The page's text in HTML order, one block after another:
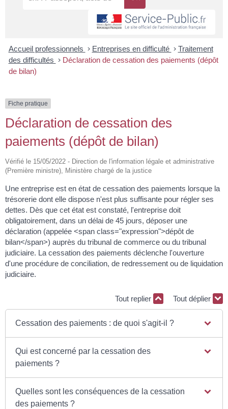
Accueil professionnels > Entreprises en difficulté > Traitement
des difficultés > Déclaration de cessation des paiements (dépôt
de bilan)
Fiche pratique
Déclaration de cessation des
paiements (dépôt de bilan)
Vérifié le 15/05/2022 - Direction de l'information légale et administrative
(Première ministre), Ministère chargé de la justice
Une entreprise est en état de cessation des paiements lorsque la
trésorerie dont elle dispose n'est plus suffisante pour régler ses
dettes. Dès que cet état est constaté, l'entreprise doit
obligatoirement, dans un délai de 45 jours, déposer une
déclaration (appelée <span class="expression">dépôt de
bilan</span>) auprès du tribunal de commerce ou du tribunal
judiciaire. La cessation des paiements déclenche l'ouverture
d'une procédure de conciliation, de redressement ou de liquidation
judiciaire.
Tout replier Tout déplier
Cessation des paiements : de quoi s'agit-il ?
Qui est concerné par la cessation des
paiements ?
Quelles sont les conséquences de la cessation
des paiements ?